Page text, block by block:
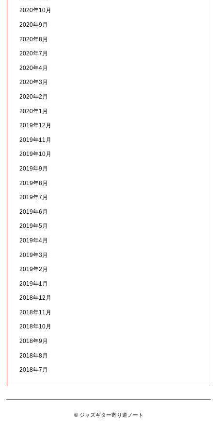
2020年10月
2020年9月
2020年8月
2020年7月
2020年4月
2020年3月
2020年2月
2020年1月
2019年12月
2019年11月
2019年10月
2019年9月
2019年8月
2019年7月
2019年6月
2019年5月
2019年4月
2019年3月
2019年2月
2019年1月
2018年12月
2018年11月
2018年10月
2018年9月
2018年8月
2018年7月
© ジャズギター寄り道ノート